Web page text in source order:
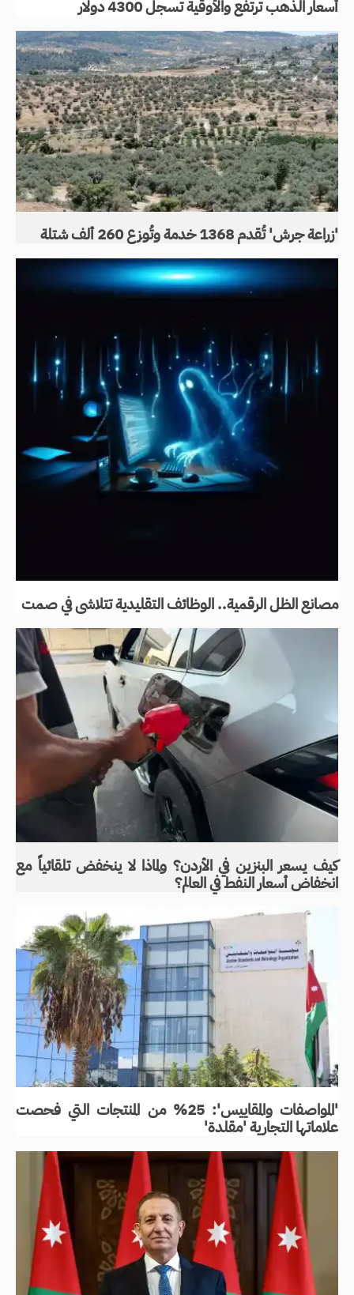
أسعار الذهب ترتفع والأوقية تسجل 4300 دولار
'زراعة جرش' تُقدم 1368 خدمة وتُوزع 260 ألف شتلة
مصانع الظل الرقمية.. الوظائف التقليدية تتلاشى في صمت
كيف يسعر البنزين في الأردن؟ ولماذا لا ينخفض تلقائياً مع
انخفاض أسعار النفط في العالم؟
'المواصفات والمقاييس': 25% من المنتجات التي فحصت
علاماتها التجارية 'مقلدة'